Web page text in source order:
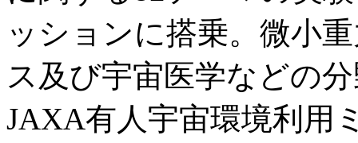
ッションに搭乗。微小
ス及び宇宙医学などの
JAXA有人宇宙環境利用